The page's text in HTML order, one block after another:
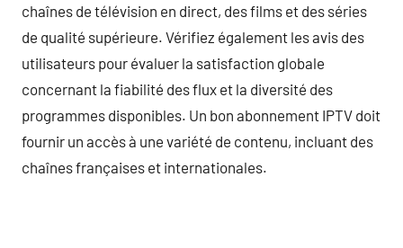
chaînes de télévision en direct, des films et des séries
de qualité supérieure. Vérifiez également les avis des
utilisateurs pour évaluer la satisfaction globale
concernant la fiabilité des flux et la diversité des
programmes disponibles. Un bon abonnement IPTV doit
fournir un accès à une variété de contenu, incluant des
chaînes françaises et internationales.